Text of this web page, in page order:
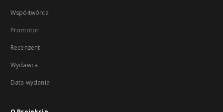
Współtwórca
Promotor
Recenzent
Wydawca
Data wydania